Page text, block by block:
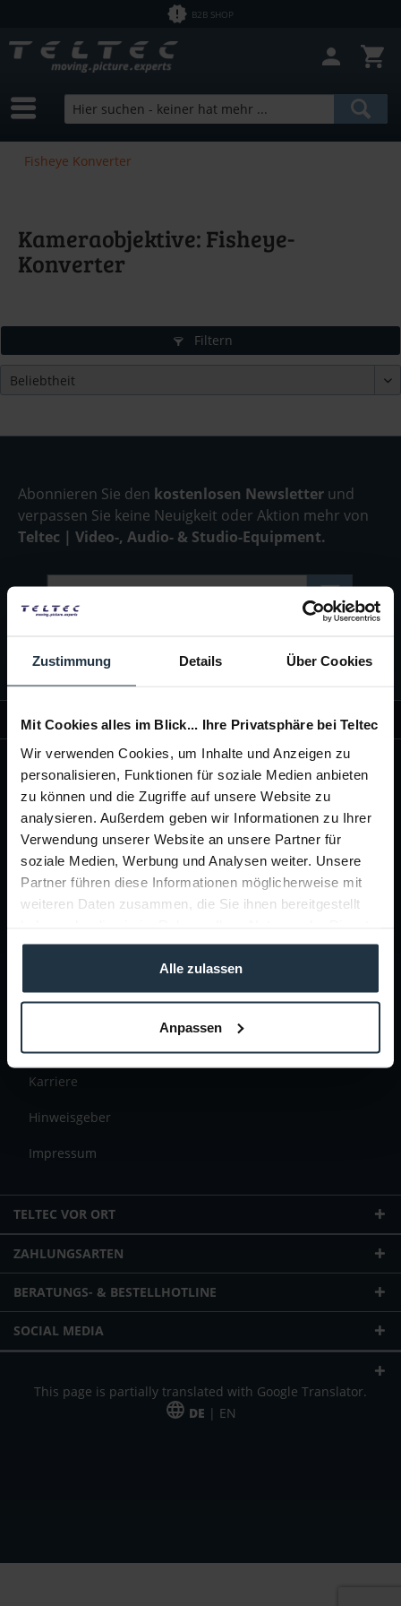
Zustimmung Details Über Cookies
Mit Cookies alles im Blick... Ihre Privatsphäre bei Teltec
Wir verwenden Cookies, um Inhalte und Anzeigen zu
personalisieren, Funktionen für soziale Medien anbieten
zu können und die Zugriffe auf unsere Website zu
analysieren. Außerdem geben wir Informationen zu Ihrer
Verwendung unserer Website an unsere Partner für
soziale Medien, Werbung und Analysen weiter. Unsere
Partner führen diese Informationen möglicherweise mit
weiteren Daten zusammen, die Sie ihnen bereitgestellt
gesammelt haben.
Alle zulassen
Anpassen
B2B SHOP
Fisheye Konverter
Kameraobjektive: Fisheye-
Konverter
Filtern
Abonnieren Sie den kostenlosen Newsletter und
verpassen Sie keine Neuigkeit oder Aktion mehr von
Teltec | Video-, Audio- & Studio-Equipment.
SHOP INFORMATIONEN
ÜBER TELTEC
Brands
Solutions
Events & Workshops
Presse & News
Schutzprogramm
Karriere
Hinweisgeber
Impressum
TELTEC VOR ORT
ZAHLUNGSARTEN
BERATUNGS- & BESTELLHOTLINE
SOCIAL MEDIA
This page is partially translated with Google Translator.
DE | EN